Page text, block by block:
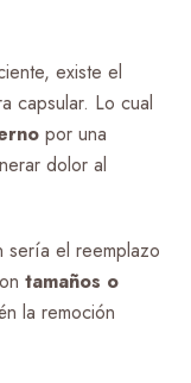
existe el
capsular. Lo cual
por una
dolor al
sería el reemplazo
tamaños o
la remoción